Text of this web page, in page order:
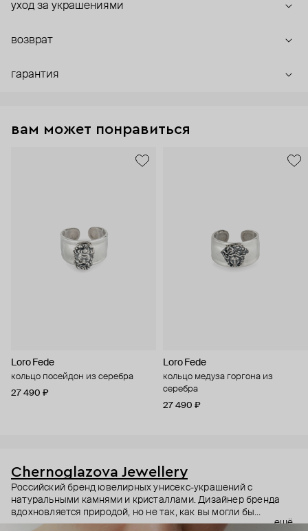
уход за украшениями
возврат
гарантия
вам может понравиться
Loro Fede
кольцо посейдон из серебра
27 490 ₽
Loro Fede
кольцо медуза горгона из
серебра
27 490 ₽
Chernoglazova Jewellery
Российский бренд ювелирных унисекс-украшений с
натуральными камнями и кристаллами. Дизайнер бренда
вдохновляется природой, но не так, как вы могли бы
подумать. Эти украшения скорее напоминают о крутых ещё